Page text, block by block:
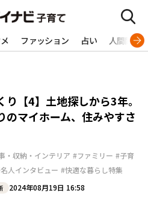
ファッション 占い 人間関係
【4】土地探しから3年。
のマイホーム、住みやすさ
・収納・インテリア #ファミリー #子育
人インタビュー #快適な暮らし特集
2024年08月19日 16:58